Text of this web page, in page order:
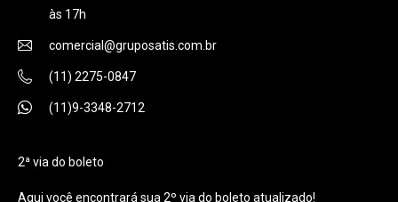
às 17h
comercial@gruposatis.com.br
(11) 2275-0847
(11)9-3348-2712
2ª via do boleto
Aqui você encontrará sua 2º via do boleto atualizado!